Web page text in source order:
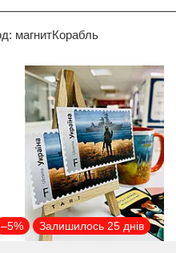
магнитКорабль
–5% Залишилось 25 днів